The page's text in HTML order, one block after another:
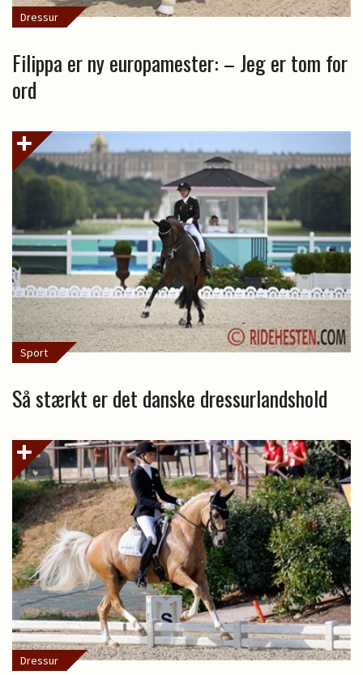
Dressur
Filippa er ny europamester: – Jeg er tom for
ord
Sport
Så stærkt er det danske dressurlandshold
Dressur